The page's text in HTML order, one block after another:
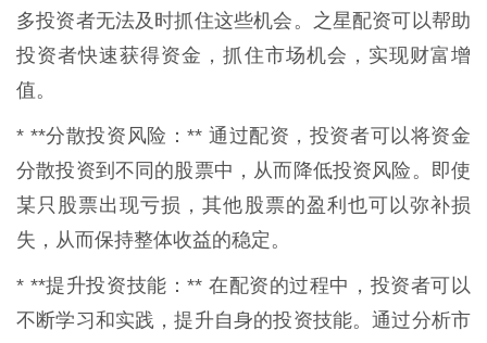
多投资者无法及时抓住这些机会。之星配资可以帮助
投资者快速获得资金，抓住市场机会，实现财富增
值。
* **分散投资风险：** 通过配资，投资者可以将资金
分散投资到不同的股票中，从而降低投资风险。即使
某只股票出现亏损，其他股票的盈利也可以弥补损
失，从而保持整体收益的稳定。
* **提升投资技能：** 在配资的过程中，投资者可以
不断学习和实践，提升自身的投资技能。通过分析市